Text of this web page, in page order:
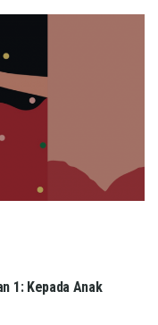
1: Kepada Anak